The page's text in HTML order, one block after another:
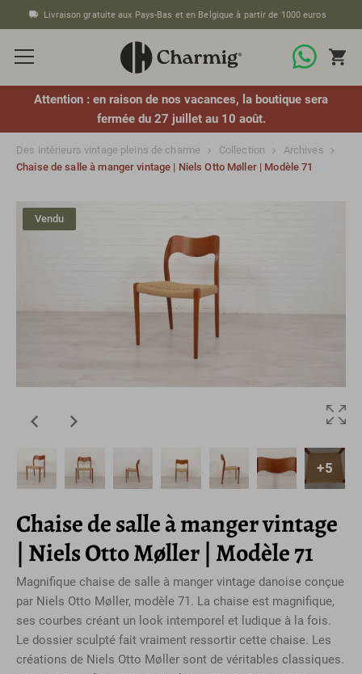
Livraison gratuite aux Pays-Bas et en Belgique à partir de 1000 euros
Attention : en raison de nos vacances, la boutique sera
fermée du 27 juillet au 10 août.
Des intérieurs vintage pleins de charme Collection
Archives
Chaise de salle à manger vintage | Niels Otto Møller | Modèle 71
Vendu
+5
Chaise de salle à manger vintage
| Niels Otto Møller | Modèle 71
Magnifique chaise de salle à manger vintage danoise conçue
par Niels Otto Møller, modèle 71. La chaise est magnifique,
ses courbes créant un look intemporel et ludique à la fois.
Le dossier sculpté fait vraiment ressortir cette chaise. Les
créations de Niels Otto Møller sont de véritables classiques.